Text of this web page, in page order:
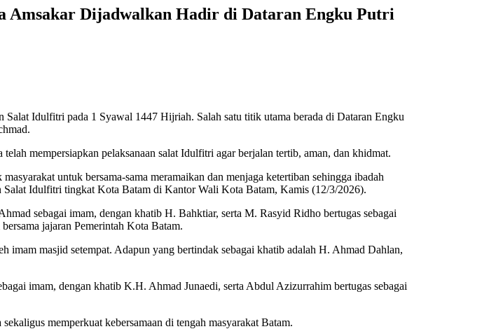
Amsakar Dijadwalkan Hadir di Dataran Engku Putri
Idulfitri pada 1 Syawal 1447 Hijriah. Salah satu titik utama berada di Dataran Engku
mempersiapkan pelaksanaan salat Idulfitri agar berjalan tertib, aman, dan khidmat.
untuk bersama-sama meramaikan dan menjaga ketertiban sehingga ibadah
Salat Idulfitri tingkat Kota Batam di Kantor Wali Kota Batam, Kamis (12/3/2026).
sebagai imam, dengan khatib H. Bahktiar, serta M. Rasyid Ridho bertugas sebagai
jajaran Pemerintah Kota Batam.
masjid setempat. Adapun yang bertindak sebagai khatib adalah H. Ahmad Dahlan,
imam, dengan khatib K.H. Ahmad Junaedi, serta Abdul Azizurrahim bertugas sebagai
memperkuat kebersamaan di tengah masyarakat Batam.